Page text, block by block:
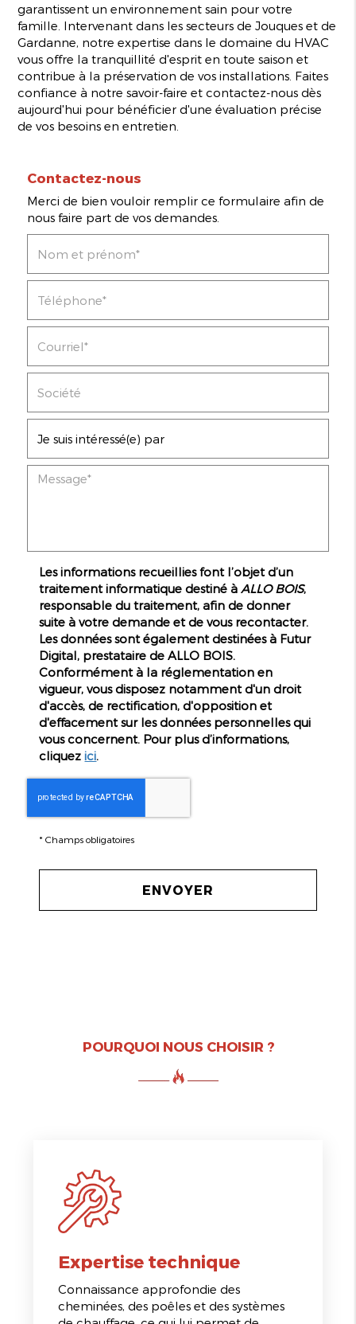
garantissent un environnement sain pour votre
famille. Intervenant dans les secteurs de Jouques et de
Gardanne, notre expertise dans le domaine du HVAC
vous offre la tranquillité d'esprit en toute saison et
contribue à la préservation de vos installations. Faites
confiance à notre savoir-faire et contactez-nous dès
aujourd'hui pour bénéficier d'une évaluation précise
de vos besoins en entretien.
Contactez-nous
Merci de bien vouloir remplir ce formulaire afin de
nous faire part de vos demandes.
Les informations recueillies font l’objet d’un
traitement informatique destiné à ALLO BOIS,
responsable du traitement, afin de donner
suite à votre demande et de vous recontacter.
Les données sont également destinées à Futur
Digital, prestataire de ALLO BOIS.
Conformément à la réglementation en
vigueur, vous disposez notamment d'un droit
d'accès, de rectification, d'opposition et
d'effacement sur les données personnelles qui
vous concernent. Pour plus d’informations,
cliquezici
*Champs obligatoires
POURQUOI NOUS CHOISIR ?
Expertise technique
Connaissance approfondie des
cheminées, des poêles et des systèmes